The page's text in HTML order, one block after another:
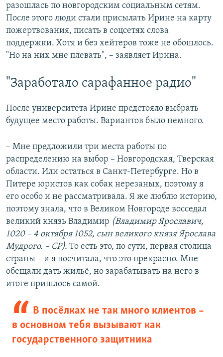
разошлась по новгородским социальным сетям.
После этого люди стали присылать Ирине на карту
пожертвования, писать в соцсетях слова
поддержки. Хотя и без хейтеров тоже не обошлось.
"Но на них мне плевать", – заявляет Ирина.
"Заработало сарафанное радио"
После университета Ирине предстояло выбрать
будущее место работы. Вариантов было немного.
– Мне предложили три места работы по
распределению на выбор – Новгородская, Тверская
области. Или остаться в Санкт-Петербурге. Но в
Питере юристов как собак нерезаных, поэтому я
его особо и не рассматривала. Я же люблю историю,
поэтому знала, что в Великом Новгороде восседал
великий князь Владимир (Владимир Ярославич,
1020 – 4 октября 1052, сын великого князя Ярослава
Мудрого. – СР). То есть это, по сути, первая столица
страны – и я посчитала, что это прекрасно. Мне
обещали дать жильё, но зарабатывать на него в
итоге пришлось самой.
В посёлках не так много клиентов –
в основном тебя вызывают как
государственного защитника